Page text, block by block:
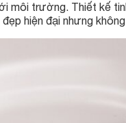
môi trường. Thiết kế
hiện đại nhưng